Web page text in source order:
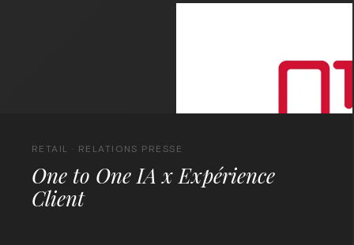
RETAIL · RELATIONS PRESSE
One to One IA x Expérience
Client